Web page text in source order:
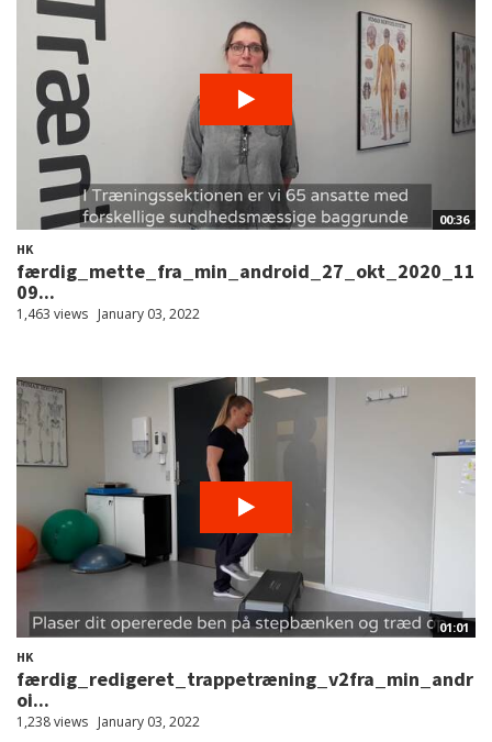
00:36
HK
færdig_mette_fra_min_android_27_okt_2020_11
09...
1,463 views January 03, 2022
01:01
HK
færdig_redigeret_trappetræning_v2fra_min_andr
oi...
1,238 views January 03, 2022